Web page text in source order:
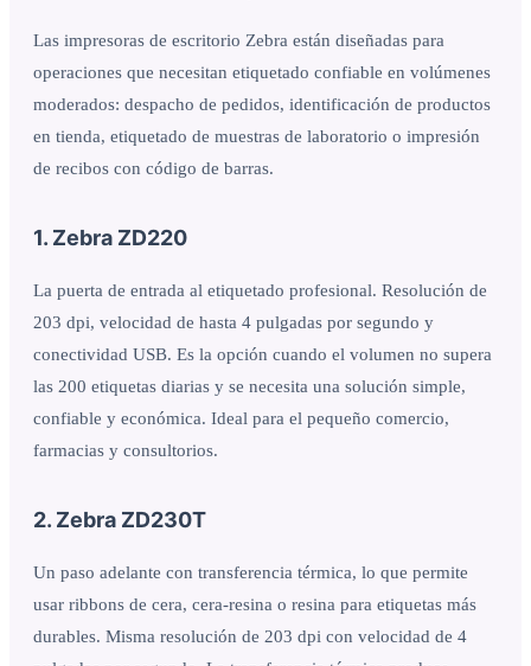
Las impresoras de escritorio Zebra están diseñadas para
operaciones que necesitan etiquetado confiable en volúmenes
moderados: despacho de pedidos, identificación de productos
en tienda, etiquetado de muestras de laboratorio o impresión
de recibos con código de barras.
1. Zebra ZD220
La puerta de entrada al etiquetado profesional. Resolución de
203 dpi, velocidad de hasta 4 pulgadas por segundo y
conectividad USB. Es la opción cuando el volumen no supera
las 200 etiquetas diarias y se necesita una solución simple,
confiable y económica. Ideal para el pequeño comercio,
farmacias y consultorios.
2. Zebra ZD230T
Un paso adelante con transferencia térmica, lo que permite
usar ribbons de cera, cera-resina o resina para etiquetas más
durables. Misma resolución de 203 dpi con velocidad de 4